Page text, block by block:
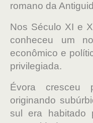
romano da
Nos Século XI e
conheceu um
econômico e
privilegiada.
Évora cresceu
originando
sul era habitado